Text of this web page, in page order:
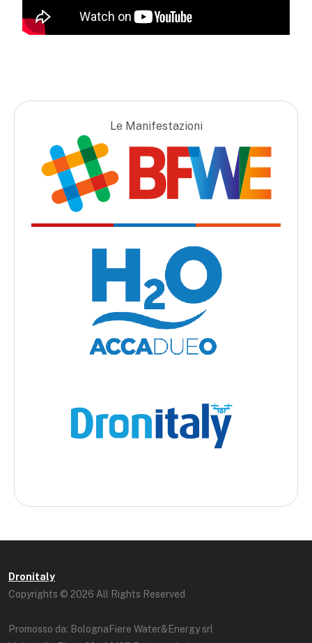
Le Manifestazioni
Dronitaly
Copyrights © 2026 All Rights Reserved
Promosso da: BolognaFiere Water&Energy srl